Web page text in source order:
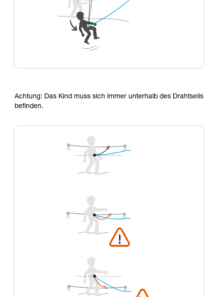
Achtung: Das Kind muss sich immer unterhalb des Drahtseils
befinden.